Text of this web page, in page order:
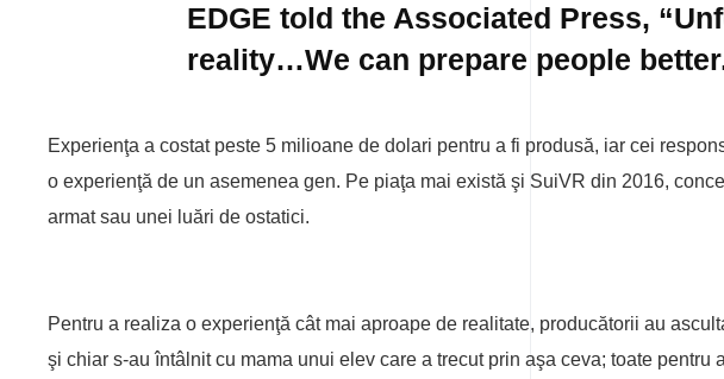
EDGE told the Associated Press,
reality…We can prepare people
Experienţa a costat peste 5 milioane de dolari pentru a fi produsă, iar cei
o experienţă de un asemenea gen. Pe piaţa mai există şi SuiVR din 2016,
armat sau unei luări de ostatici.
Pentru a realiza o experienţă cât mai aproape de realitate, producătorii au
şi chiar s-au întâlnit cu mama unui elev care a trecut prin aşa ceva; toate pentru